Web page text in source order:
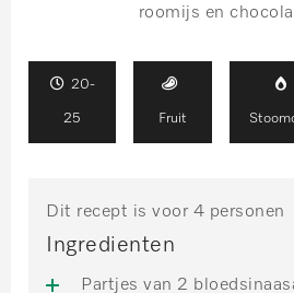
roomijs en
20-
25 Fruit
Dit recept is voor 4 personen
Ingredienten
Partjes van 2